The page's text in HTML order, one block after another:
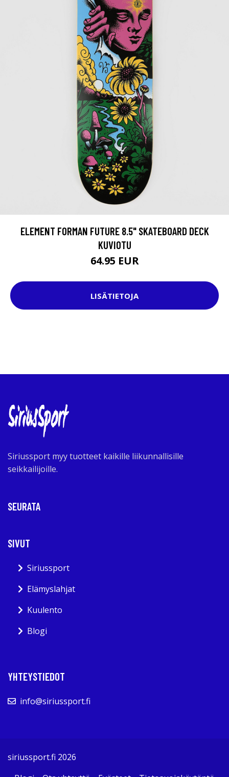
ELEMENT FORMAN FUTURE 8.5" SKATEBOARD DECK
KUVIOTU
64.95 EUR
LISÄTIETOJA
Siriussport myy tuotteet kaikille liikunnallisille
seikkailijoille.
SEURATA
SIVUT
Siriussport
Elämyslahjat
Kuulento
Blogi
YHTEYSTIEDOT
info@siriussport.fi
siriussport.fi 2026